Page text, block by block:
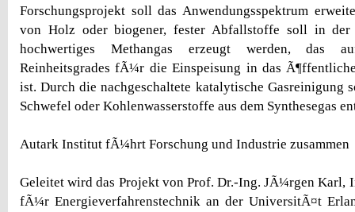
Forschungsprojekt soll das Anwendungsspektrum
von Holz oder biogener, fester Abfallstoffe soll in der
hochwertiges Methangas erzeugt werden, das
Reinheitsgrades fÃ¼r die Einspeisung in das
ist. Durch die nachgeschaltete katalytische Gasreinigung
Schwefel oder Kohlenwasserstoffe aus dem Synthesegas
Autark Institut fÃ¼hrt Forschung und Industrie zusammen
Geleitet wird das Projekt von Prof. Dr.-Ing. JÃ¼rgen Karl,
fÃ¼r Energieverfahrenstechnik an der UniversitÃ¤t